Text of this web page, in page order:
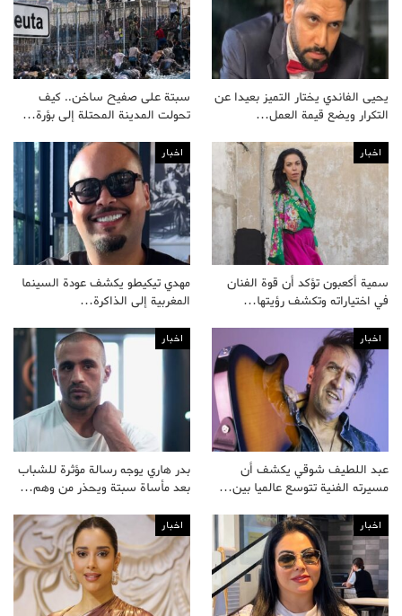
يحيى الفاندي يختار التميز بعيدا عن
التكرار ويضع قيمة العمل…
سبتة على صفيح ساخن.. كيف
تحولت المدينة المحتلة إلى بؤرة…
اخبار
سمية أكعبون تؤكد أن قوة الفنان
في اختياراته وتكشف رؤيتها…
اخبار
مهدي تيكيطو يكشف عودة السينما
المغربية إلى الذاكرة…
اخبار
عبد اللطيف شوقي يكشف أن
مسيرته الفنية تتوسع عالميا بين…
اخبار
بدر هاري يوجه رسالة مؤثرة للشباب
بعد مأساة سبتة ويحذر من وهم…
اخبار اخبار